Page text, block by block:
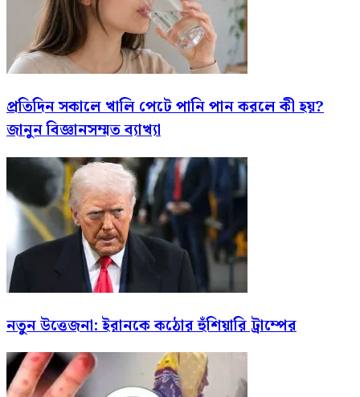
প্রতিদিন সকালে খালি পেটে পানি পান করলে কী হয়?
জানুন বিজ্ঞানসম্মত ব্যাখ্যা
নতুন উত্তেজনা: ইরানকে কঠোর হুঁশিয়ারি ট্রাম্পের